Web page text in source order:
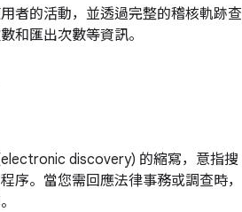
者的活動，並透過完整的稽核軌跡查
和匯出次數等資訊。
discovery) 的縮寫，意指搜
序。當您需回應法律事務或調查時，